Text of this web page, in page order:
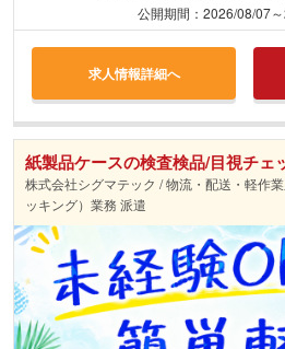
公開期間：2026/08/07
求人情報詳細へ
紙製品ケースの検査検品/目視チェ
株式会社シグマテック / 物流・配送・軽作
ッキング）業務 派遣